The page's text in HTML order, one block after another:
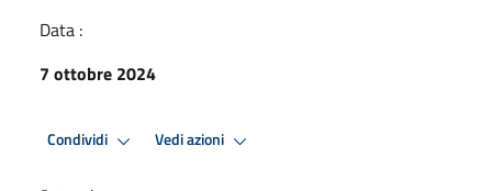
Data :
7 ottobre 2024
Condividi Vedi azioni